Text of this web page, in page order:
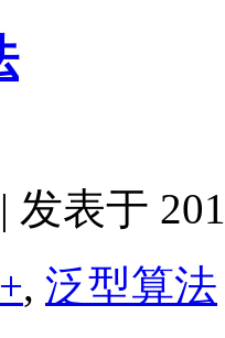
| 发表于
, 泛型算法